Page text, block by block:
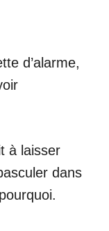
d’alarme,
à laisser
dans